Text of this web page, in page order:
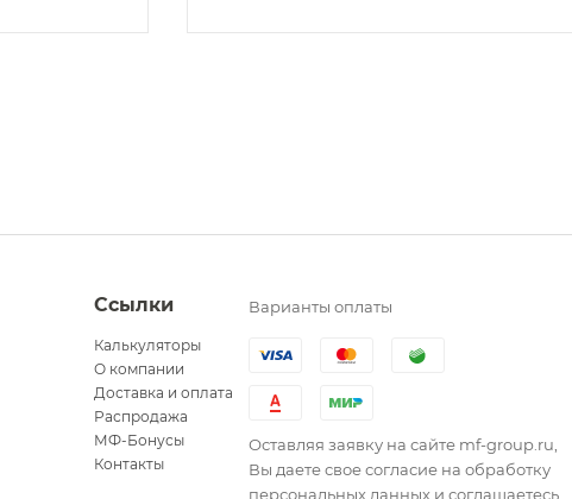
Ссылки
Калькуляторы
О компании
Доставка и оплата
Распродажа
МФ-Бонусы
Контакты
Варианты оплаты
Оставляя заявку на сайте mf-group.ru,
Вы даете свое согласие на обработку
персональных данных и соглашаетесь